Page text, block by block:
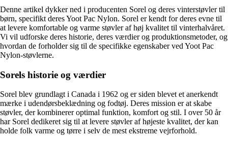
Denne artikel dykker ned i producenten Sorel og deres vinterstøvler til
børn, specifikt deres Yoot Pac Nylon. Sorel er kendt for deres evne til
at levere komfortable og varme støvler af høj kvalitet til vinterhalvåret.
Vi vil udforske deres historie, deres værdier og produktionsmetoder, og
hvordan de forholder sig til de specifikke egenskaber ved Yoot Pac
Nylon-støvlerne.
Sorels historie og værdier
Sorel blev grundlagt i Canada i 1962 og er siden blevet et anerkendt
mærke i udendørsbeklædning og fodtøj. Deres mission er at skabe
støvler, der kombinerer optimal funktion, komfort og stil. I over 50 år
har Sorel dedikeret sig til at levere støvler af højeste kvalitet, der kan
holde folk varme og tørre i selv de mest ekstreme vejrforhold.